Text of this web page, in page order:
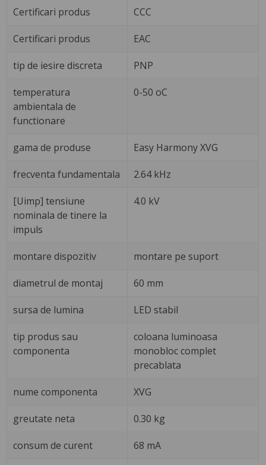
Certificari produs CCC
Certificari produs EAC
tip de iesire discreta PNP
temperatura
ambientala de
functionare
0-50 oC
gama de produse Easy Harmony XVG
frecventa fundamentala 2.64 kHz
[Uimp] tensiune
nominala de tinere la
impuls
4.0 kV
montare dispozitiv montare pe suport
diametrul de montaj 60 mm
sursa de lumina LED stabil
tip produs sau
componenta
coloana luminoasa
monobloc complet
precablata
nume componenta XVG
greutate neta 0.30 kg
consum de curent 68 mA